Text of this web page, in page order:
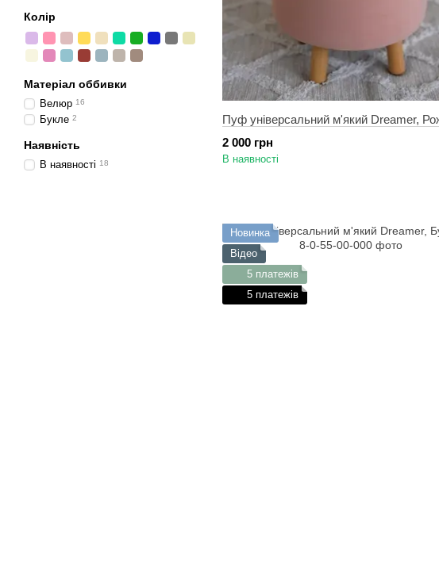
Пуф універсальний м'який Dreamer,
2 000 грн
В наявності
Новинка
Відео
5 платежів
5 платежів
Колір
Матеріал оббивки
Велюр 16
Букле 2
Наявність
В наявності 18